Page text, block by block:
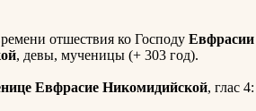
отшествия ко Господу Евфрасии
, девы, мученицы (+ 303 год).
Евфрасие Никомидийской, глас 4: